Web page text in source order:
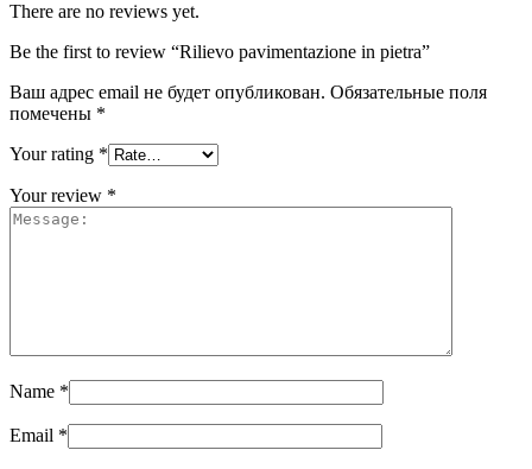
There are no reviews yet.
Be the first to review “Rilievo pavimentazione in pietra”
Ваш адрес email не будет опубликован. Обязательные поля
помечены *
Your rating *
Your review *
Name *
Email *